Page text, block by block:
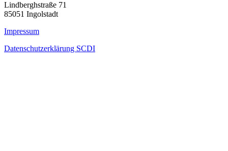
Lindberghstraße 71
85051 Ingolstadt
Impressum
Datenschutzerklärung SCDI